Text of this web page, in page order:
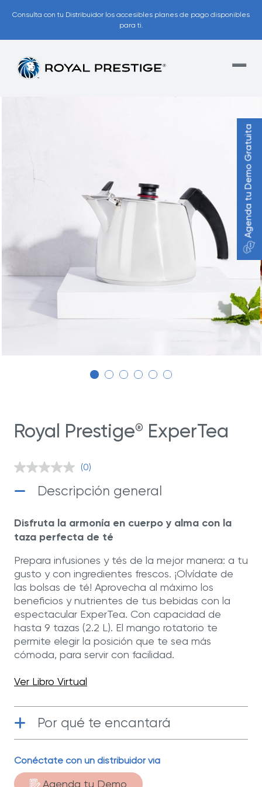
Consulta con tu Distribuidor los accesibles planes de pago disponibles
para ti.
Royal Prestige® ExperTea
Sin
Enlace
misma
página.
(0)
Descripción general
Disfruta la armonía en cuerpo y alma con la
taza perfecta de té
Prepara infusiones y tés de la mejor manera: a tu
gusto y con ingredientes frescos. ¡Olvídate de
las bolsas de té! Aprovecha al máximo los
beneficios y nutrientes de tus bebidas con la
espectacular ExperTea. Con capacidad de
hasta 9 tazas (2.2 L). El mango rotatorio te
permite elegir la posición que te sea más
cómoda, para servir con facilidad.
Ver Libro Virtual
Por qué te encantará
50 años de garantía limitada
esperan muchas tardes de té con una
buena plática.
Conéctate con un distribuidor vía
Agenda tu Demo
Agenda tu Demo Gratuita